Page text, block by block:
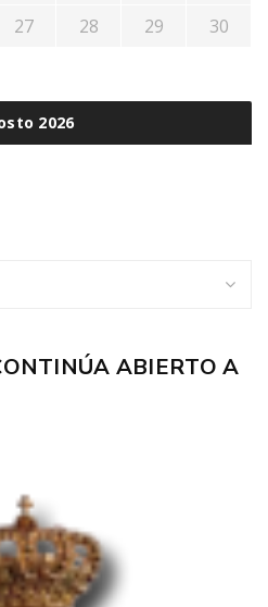
2026
27 28 29
30
ABIERTO A